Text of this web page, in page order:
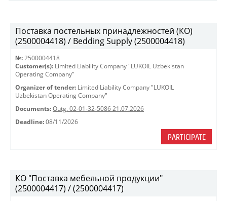
Поставка постельных принадлежностей (КО)
(2500004418) / Bedding Supply (2500004418)
№: 2500004418
Customer(s): Limited Liability Company "LUKOIL Uzbekistan
Operating Company"
Organizer of tender: Limited Liability Company "LUKOIL
Uzbekistan Operating Company"
Documents: Outg. 02-01-32-5086 21.07.2026
Deadline: 08/11/2026
PARTICIPATE
КО "Поставка мебельной продукции"
(2500004417) / (2500004417)